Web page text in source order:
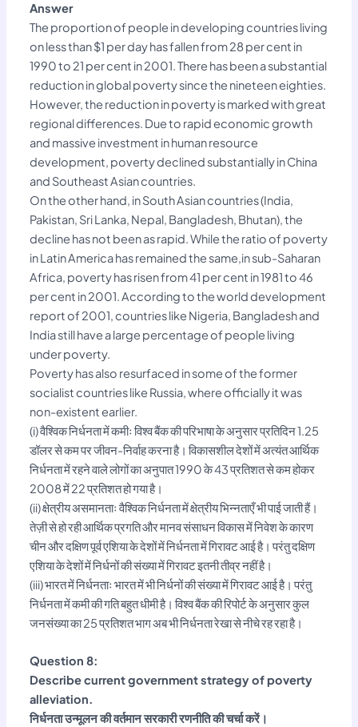
Answer
The proportion of people in developing countries living
on less than $1 per day has fallen from 28 per cent in
1990 to 21 per cent in 2001. There has been a substantial
reduction in global poverty since the nineteen eighties.
However, the reduction in poverty is marked with great
regional differences. Due to rapid economic growth
and massive investment in human resource
development, poverty declined substantially in China
and Southeast Asian countries.
On the other hand, in South Asian countries (India,
Pakistan, Sri Lanka, Nepal, Bangladesh, Bhutan), the
decline has not been as rapid. While the ratio of poverty
in Latin America has remained the same,in sub-Saharan
Africa, poverty has risen from 41 per cent in 1981 to 46
per cent in 2001. According to the world development
report of 2001, countries like Nigeria, Bangladesh and
India still have a large percentage of people living
under poverty.
Poverty has also resurfaced in some of the former
socialist countries like Russia, where officially it was
non-existent earlier.
(i) वैश्विक निर्धनता में कमीः विश्व बैंक की परिभाषा के अनुसार प्रतिदिन 1.25
डॉलर से कम पर जीवन-निर्वाह करना है। विकासशील देशों में अत्यंत आर्थिक
निर्धनता में रहने वाले लोगों का अनुपात 1990 के 43 प्रतिशत से कम होकर
2008 में 22 प्रतिशत हो गया है।
(ii) क्षेत्रीय असमानताः वैश्विक निर्धनता में क्षेत्रीय भिन्नताएँ भी पाई जाती हैं।
तेज़ी से हो रही आर्थिक प्रगति और मानव संसाधन विकास में निवेश के कारण
चीन और दक्षिण पूर्व एशिया के देशों में निर्धनता में गिरावट आई है। परंतु दक्षिण
एशिया के देशों में निर्धनों की संख्या में गिरावट इतनी तीव्र नहीं है।
(iii) भारत में निर्धनताः भारत में भी निर्धनों की संख्या में गिरावट आई है। परंतु
निर्धनता में कमी की गति बहुत धीमी है। विश्व बैंक की रिपोर्ट के अनुसार कुल
जनसंख्या का 25 प्रतिशत भाग अब भी निर्धनता रेखा से नीचे रह रहा है।
Question 8:
Describe current government strategy of poverty
alleviation.
निर्धनता उन्मूलन की वर्तमान सरकारी रणनीति की चर्चा करें।